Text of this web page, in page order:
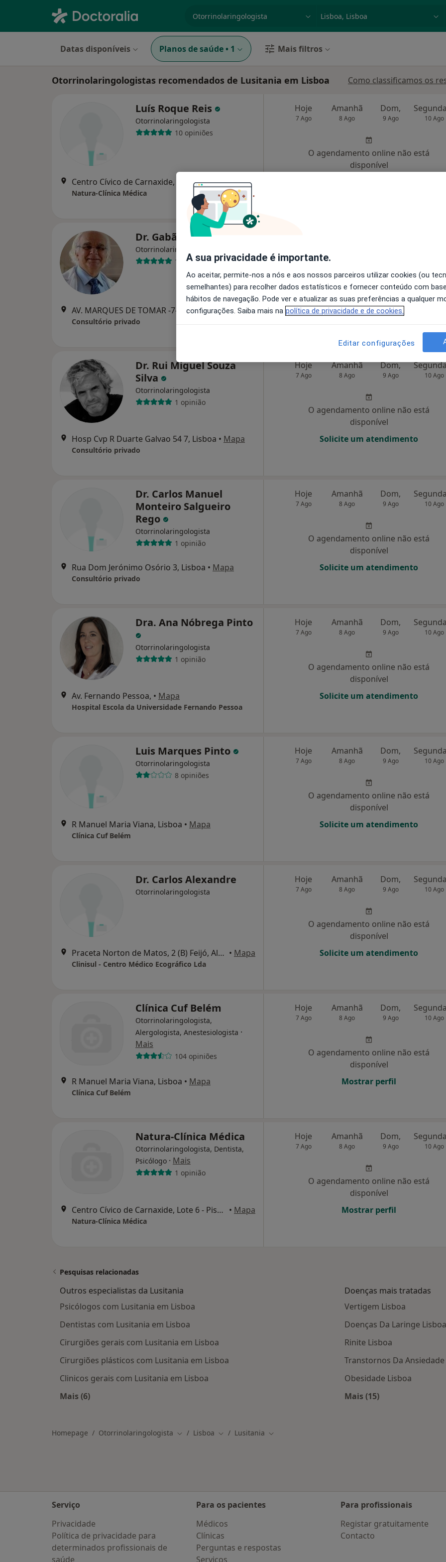
Datas disponíveis Planos de saúde • 1 Mais filtros
Otorrinolaringologistas recomendados de Lusitania em Lisboa Como classificamos os
Luís Roque Reis
Otorrinolaringologista
10 opiniões
Centro Cívico de Carnaxide, Lote 6 - Piso 1-Loja 7, Carnaxide •Mapa
Natura-Clínica Médica
Hoje
7 Ago
Amanhã
8 Ago
Dom,
9 Ago 10 Ago
O agendamento online não está
disponível
Dr. Gabão Veiga Victor
Otorrinolaringologista
12 opiniões
AV. MARQUES DE TOMAR -7- 1ºANDAR, Lisboa •Mapa
Consultório privado
O agendamento online não está
disponível
Solicite um atendimento
Dr. Rui Miguel Souza
Silva
Otorrinolaringologista
1 opinião
Hosp Cvp R Duarte Galvao 54 7, Lisboa • Mapa
Consultório privado
Hoje
7 Ago
Amanhã
8 Ago
Dom,
9 Ago 10 Ago
O agendamento online não está
disponível
Solicite um atendimento
Dr. Carlos Manuel
Monteiro Salgueiro
Rego
Otorrinolaringologista
1 opinião
Rua Dom Jerónimo Osório 3‎, Lisboa • Mapa
Consultório privado
Hoje
7 Ago
Amanhã
8 Ago
Dom,
9 Ago 10 Ago
O agendamento online não está
disponível
Solicite um atendimento
Dra. Ana Nóbrega Pinto
Otorrinolaringologista
1 opinião
Av. Fernando Pessoa, • Mapa
Hospital Escola da Universidade Fernando Pessoa
Hoje
7 Ago
Amanhã
8 Ago
Dom,
9 Ago 10 Ago
O agendamento online não está
disponível
Solicite um atendimento
Luis Marques Pinto
Otorrinolaringologista
8 opiniões
R Manuel Maria Viana, Lisboa • Mapa
Clínica Cuf Belém
Hoje
7 Ago
Amanhã
8 Ago
Dom,
9 Ago 10 Ago
O agendamento online não está
disponível
Solicite um atendimento
Dr. Carlos Alexandre
Otorrinolaringologista
Praceta Norton de Matos, 2 (B) Feijó, Almada • Mapa
Clinisul - Centro Médico Ecográfico Lda
Hoje
7 Ago
Amanhã
8 Ago
Dom,
9 Ago 10 Ago
O agendamento online não está
disponível
Solicite um atendimento
Clínica Cuf Belém
Otorrinolaringologista,
Alergologista, Anestesiologista ·
Mais
104 opiniões
R Manuel Maria Viana, Lisboa • Mapa
Clínica Cuf Belém
Hoje
7 Ago
Amanhã
8 Ago
Dom,
9 Ago 10 Ago
O agendamento online não está
disponível
Mostrar perfil
Natura-Clínica Médica
Otorrinolaringologista, Dentista,
Psicólogo · Mais
1 opinião
Centro Cívico de Carnaxide, Lote 6 - Piso 1-Loja 7, Carnaxide • Mapa
Natura-Clínica Médica
Hoje
7 Ago
Amanhã
8 Ago
Dom,
9 Ago 10 Ago
O agendamento online não está
disponível
Mostrar perfil
Pesquisas relacionadas
Outros especialistas da Lusitania
Psicólogos com Lusitania em Lisboa
Dentistas com Lusitania em Lisboa
Cirurgiões gerais com Lusitania em Lisboa
Cirurgiões plásticos com Lusitania em Lisboa
Clinicos gerais com Lusitania em Lisboa
Mais (6)
Doenças mais tratadas
Vertigem Lisboa
Doenças Da Laringe Lisboa
Rinite Lisboa
Transtornos Da Ansiedade
Obesidade Lisboa
Mais (15)
Homepage Otorrinolaringologista Mudar de cidade
Lisboa Mudar de cidade
Lusitania Mudar de cidade
Serviço
Privacidade
Política de privacidade para
determinados profissionais de
saúde
Para os pacientes
Médicos
Clínicas
Perguntas e respostas
Serviços
Para profissionais
Registar gratuitamente
Contacto
A sua privacidade é importante.
Ao aceitar, permite-nos a nós e aos nossos parceiros utilizar cookies (ou
semelhantes) para recolher dados estatísticos e fornecer conteúdo com
hábitos de navegação. Pode ver e atualizar as suas preferências a qualquer
configurações. Saiba mais na política de privacidade e de cookies.
Editar configurações